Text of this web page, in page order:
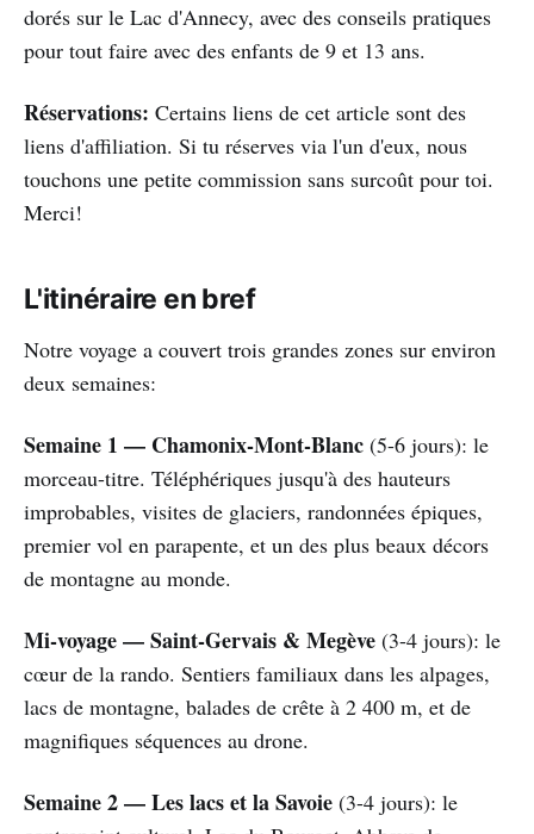
dorés sur le Lac d'Annecy, avec des conseils pratiques
pour tout faire avec des enfants de 9 et 13 ans.
Réservations: Certains liens de cet article sont des
liens d'affiliation. Si tu réserves via l'un d'eux, nous
touchons une petite commission sans surcoût pour toi.
Merci!
L'itinéraire en bref
Notre voyage a couvert trois grandes zones sur environ
deux semaines:
Semaine 1 — Chamonix-Mont-Blanc (5-6 jours): le
morceau-titre. Téléphériques jusqu'à des hauteurs
improbables, visites de glaciers, randonnées épiques,
premier vol en parapente, et un des plus beaux décors
de montagne au monde.
Mi-voyage — Saint-Gervais & Megève (3-4 jours): le
cœur de la rando. Sentiers familiaux dans les alpages,
lacs de montagne, balades de crête à 2 400 m, et de
magnifiques séquences au drone.
Semaine 2 — Les lacs et la Savoie (3-4 jours): le